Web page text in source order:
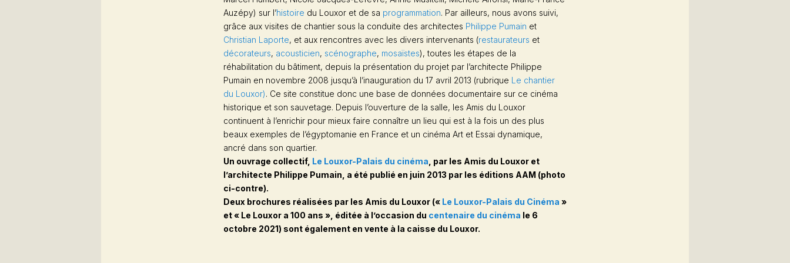
Auzépy) sur l’histoire du Louxor et de sa programmation. Par ailleurs, nous avons suivi,
grâce aux visites de chantier sous la conduite des architectes Philippe Pumain et
Christian Laporte, et aux rencontres avec les divers intervenants (restaurateurs et
décorateurs, acousticien, scénographe, mosaïstes), toutes les étapes de la
réhabilitation du bâtiment, depuis la présentation du projet par l’architecte Philippe
Pumain en novembre 2008 jusqu’à l’inauguration du 17 avril 2013 (rubrique Le chantier
du Louxor). Ce site constitue donc une base de données documentaire sur ce cinéma
historique et son sauvetage. Depuis l’ouverture de la salle, les Amis du Louxor
continuent à l’enrichir pour mieux faire connaître un lieu qui est à la fois un des plus
beaux exemples de l’égyptomanie en France et un cinéma Art et Essai dynamique,
ancré dans son quartier.
Un ouvrage collectif, Le Louxor-Palais du cinéma , par les Amis du Louxor et
l’architecte Philippe Pumain, a été publié en juin 2013 par les éditions AAM (photo
ci-contre).
Deux brochures réalisées par les Amis du Louxor (« Le Louxor-Palais du Cinéma »
et « Le Louxor a 100 ans », éditée à l’occasion du centenaire du cinéma le 6
octobre 2021) sont également en vente à la caisse du Louxor.